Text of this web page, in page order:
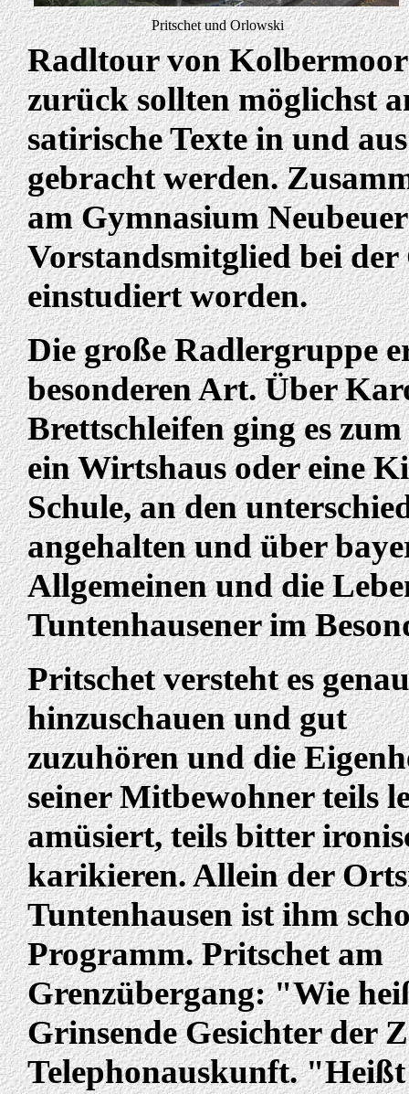
Pritschet und Orlowski
Radltour von
zurück sollten möglichst
satirische Texte in und
gebracht werden.
am Gymnasium
Vorstandsmitglied bei
einstudiert worden.
Die große Radlergruppe
besonderen Art. Über
Brettschleifen ging es
ein Wirtshaus oder eine
Schule, an den
angehalten und über
Allgemeinen und die
Tuntenhausener im
Pritschet versteht es genau
hinzuschauen und gut
zuzuhören und die
seiner Mitbewohner teils
amüsiert, teils bitter
karikieren. Allein der
Tuntenhausen ist ihm
Programm. Pritschet am
Grenzübergang: "Wie
Grinsende Gesichter der
Telephonauskunft.